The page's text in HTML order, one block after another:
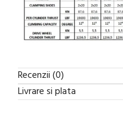
Recenzii (0)
Livrare si plata